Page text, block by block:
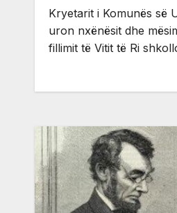
Kryetarit i Komunës së
uron nxënësit dhe
fillimit të Vitit të Ri